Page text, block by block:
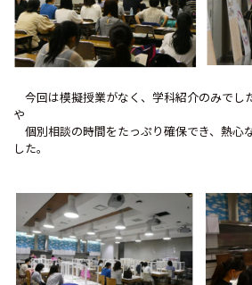
今回は模擬授業がなく、学科紹介のみでし
や
個別相談の時間をたっぷり確保でき、熱心
した。